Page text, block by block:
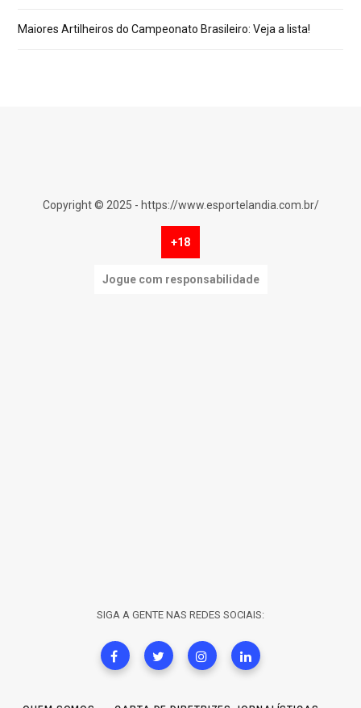
Maiores Artilheiros do Campeonato Brasileiro: Veja a lista!
Copyright © 2025 - https://www.esportelandia.com.br/
+18
Jogue com responsabilidade
SIGA A GENTE NAS REDES SOCIAIS: